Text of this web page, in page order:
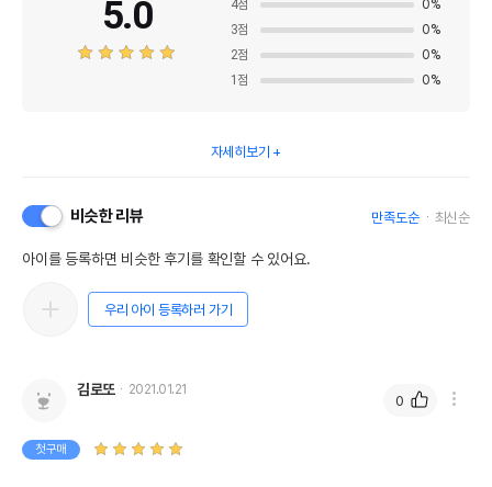
5.0
4점 0%
3점 0%
2점 0%
1 점 0%
자세히보기
비슷한 리뷰 만족도순 최신순
아이를 등록하면 비슷한 후기를 확인할 수 있어요.
우리 아이 등록하러 가기
김로또 2021.01.21
첫구매
0